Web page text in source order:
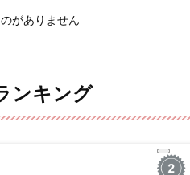
がありません
ンキング